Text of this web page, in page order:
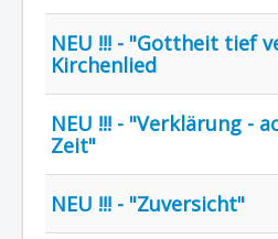
NEU !!! - "Gottheit tief
Kirchenlied
NEU !!! - "Verklärung -
Zeit"
NEU !!! - "Zuversicht"